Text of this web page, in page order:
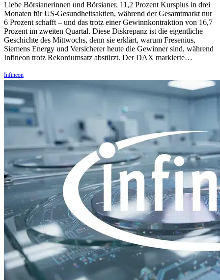
Liebe Börsianerinnen und Börsianer, 11,2 Prozent Kursplus in drei
Monaten für US-Gesundheitsaktien, während der Gesamtmarkt nur
6 Prozent schafft – und das trotz einer Gewinnkontraktion von 16,7
Prozent im zweiten Quartal. Diese Diskrepanz ist die eigentliche
Geschichte des Mittwochs, denn sie erklärt, warum Fresenius,
Siemens Energy und Versicherer heute die Gewinner sind, während
Infineon trotz Rekordumsatz abstürzt. Der DAX markierte…
Infineon